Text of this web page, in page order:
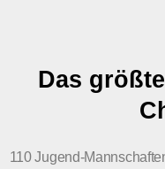
Das
110 Jugend-